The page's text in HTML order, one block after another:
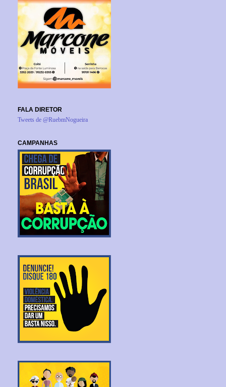
FALA DIRETOR
Tweets de @RuebmNogueira
CAMPANHAS